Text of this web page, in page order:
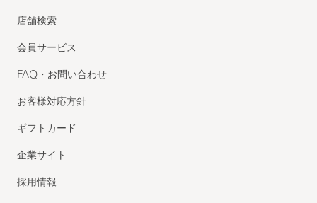
店舗検索
会員サービス
FAQ・お問い合わせ
お客様対応方針
ギフトカード
企業サイト
採用情報